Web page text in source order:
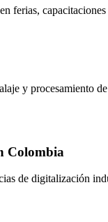
ferias,
y procesamiento
Colombia
de digitalización